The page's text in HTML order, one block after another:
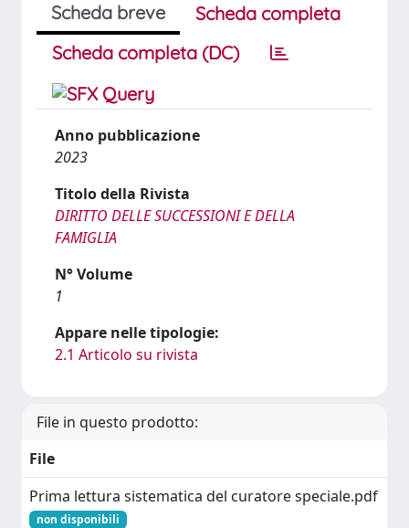
Scheda breve
Scheda completa
Scheda completa (DC)
Anno pubblicazione
2023
Titolo della Rivista
DIRITTO DELLE SUCCESSIONI E DELLA
FAMIGLIA
N° Volume
1
Appare nelle tipologie:
2.1 Articolo su rivista
File in questo prodotto:
File
Prima lettura sistematica del curatore speciale.pdf
non disponibili